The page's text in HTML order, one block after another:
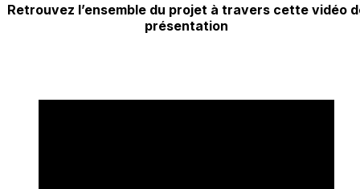
Retrouvez l’ensemble du projet à travers cette vidéo
présentation